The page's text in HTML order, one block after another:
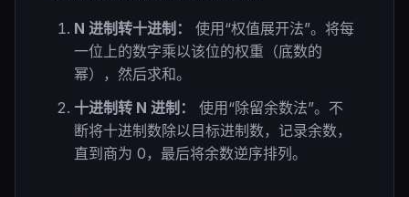
N 进制转十进制：
使用“权值展开法”。将每
一位上的数字乘以该位的权重（底数的
幂），然后求和。
十进制转 N 进制：
使用“除留余数法”。不
断将十进制数除以目标进制数，记录余数，
直到商为 0，最后将余数逆序排列。